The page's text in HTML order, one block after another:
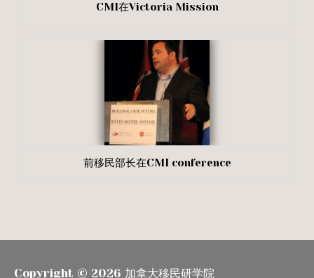
CMI在Victoria Mission
前移民部长在CMI conference
Copyright © 2026 加拿大移民研学院